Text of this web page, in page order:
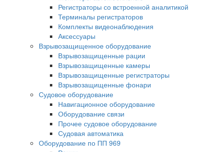
Регистраторы со встроенной аналитикой
Терминалы регистраторов
Комплекты видеонаблюдения
Аксессуары
Взрывозащищенное оборудование
Взрывозащищенные рации
Взрывозащищенные камеры
Взрывозащищенные регистраторы
Взрывозащищенные фонари
Судовое оборудование
Навигационное оборудование
Оборудование связи
Прочее судовое оборудование
Судовая автоматика
Оборудование по ПП 969